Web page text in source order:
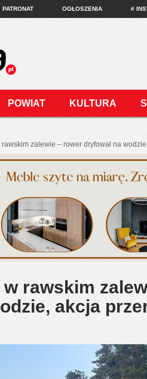
PATRONAT OGŁOSZENIA #
POWIAT KULTURA
zalewie – rower dryfował na
rawskim
akcja